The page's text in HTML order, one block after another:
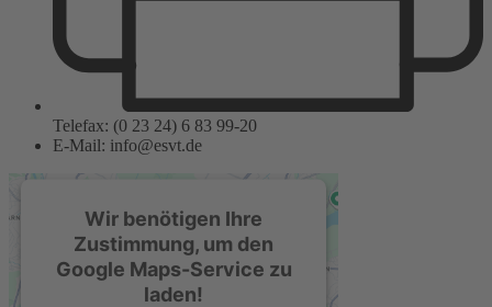
Telefax: (0 23 24) 6 83 99-20
E-Mail: info@esvt.de
Wir benötigen Ihre
Zustimmung, um den
Google Maps-Service zu
laden!